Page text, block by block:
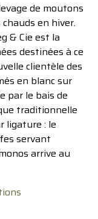
de moutons
en hiver.
& Cie est la
destinées à ce
clientèle des
en blanc sur
par le bais de
traditionnelle
ligature : le
servant
arrive au